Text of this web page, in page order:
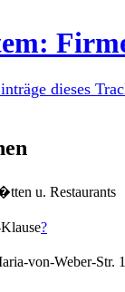
dieses
u. Restaurants
?
von-Weber-Str.